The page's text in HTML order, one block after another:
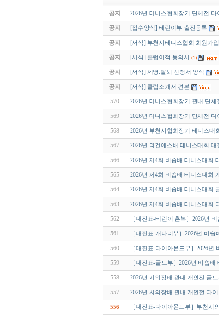
공지 2026년 테니스협회장기 단체전
공지 [접수양식] 테린이부 출전등록
공지 [서식] 부천시테니스협회 회원가
공지 [서식] 클럽이적 동의서 (1)
공지 [서식] 제명.탈퇴 신청서 양식
공지 [서식] 클럽소개서 견본
570 2026년 테니스협회장기 관내 단
569 2026년 테니스협회장기 단체전
568 2026년 부천시협회장기 테니스대
567 2026년 리건에스배 테니스대회 대
566 2026년 제4회 비숍배 테니스대회
565 2026년 제4회 비숍배 테니스대회
564 2026년 제4회 비숍배 테니스대회
563 2026년 제4회 비숍배 테니스대회
562 ［대진표-테린이 혼복］2026년
561 ［대진표-개나리부］2026년 비숍
560 ［대진표-다이아몬드부］2026년
559 ［대진표-골드부］2026년 비숍배
558 2026년 시의장배 관내 개인전 골
557 2026년 시의장배 관내 개인전 다
556 ［대진표-다이아몬드부］부천시